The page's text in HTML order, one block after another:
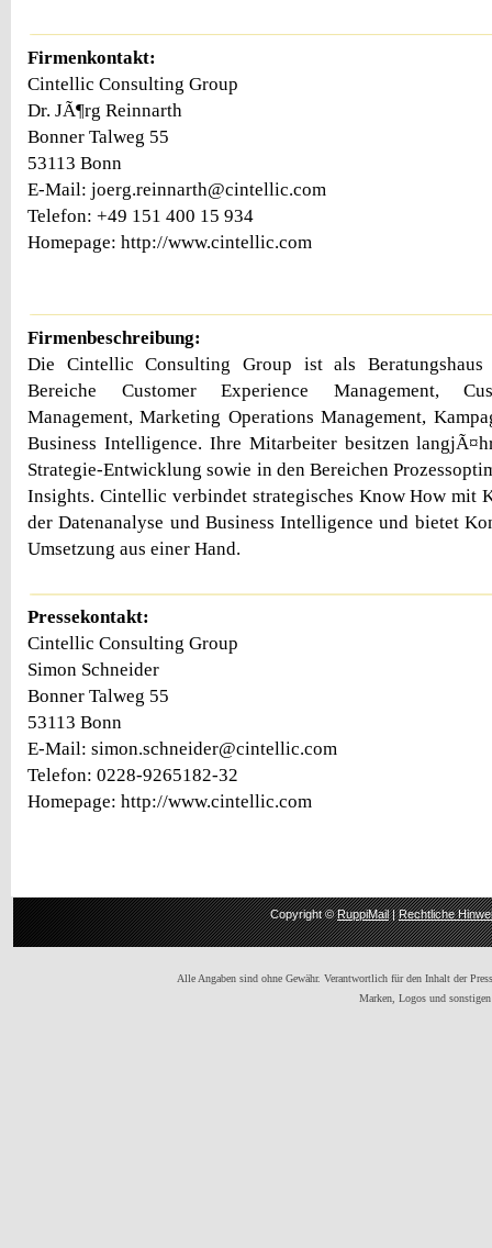
Firmenkontakt:
Cintellic Consulting Group
Dr. JÃ¶rg Reinnarth
Bonner Talweg 55
53113 Bonn
E-Mail: joerg.reinnarth@cintellic.com
Telefon: +49 151 400 15 934
Homepage: http://www.cintellic.com
Firmenbeschreibung:
Die Cintellic Consulting Group ist als
Bereiche Customer Experience Management,
Management, Marketing Operations Management,
Business Intelligence. Ihre Mitarbeiter besitzen
Strategie-Entwicklung sowie in den Bereichen
Insights. Cintellic verbindet strategisches Know How mit
der Datenanalyse und Business Intelligence und bietet
Umsetzung aus einer Hand.
Pressekontakt:
Cintellic Consulting Group
Simon Schneider
Bonner Talweg 55
53113 Bonn
E-Mail: simon.schneider@cintellic.com
Telefon: 0228-9265182-32
Homepage: http://www.cintellic.com
Copyright ©RuppiMail|Rechtliche
Alle Angaben sind ohne Gewähr. Verantwortlich für den Inhalt der
Marken, Logos und